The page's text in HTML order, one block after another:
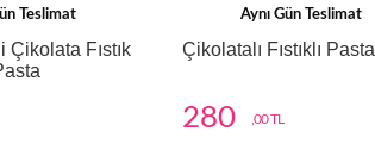
Teslimat
Çikolata Fıstık
Aynı Gün Teslimat
Çikolatalı Fıstıklı Pasta
280 ,00 TL